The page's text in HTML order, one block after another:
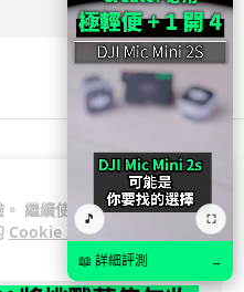
繼續使用
Cookie 政
🎵 ⛶
📖 詳細評測 →